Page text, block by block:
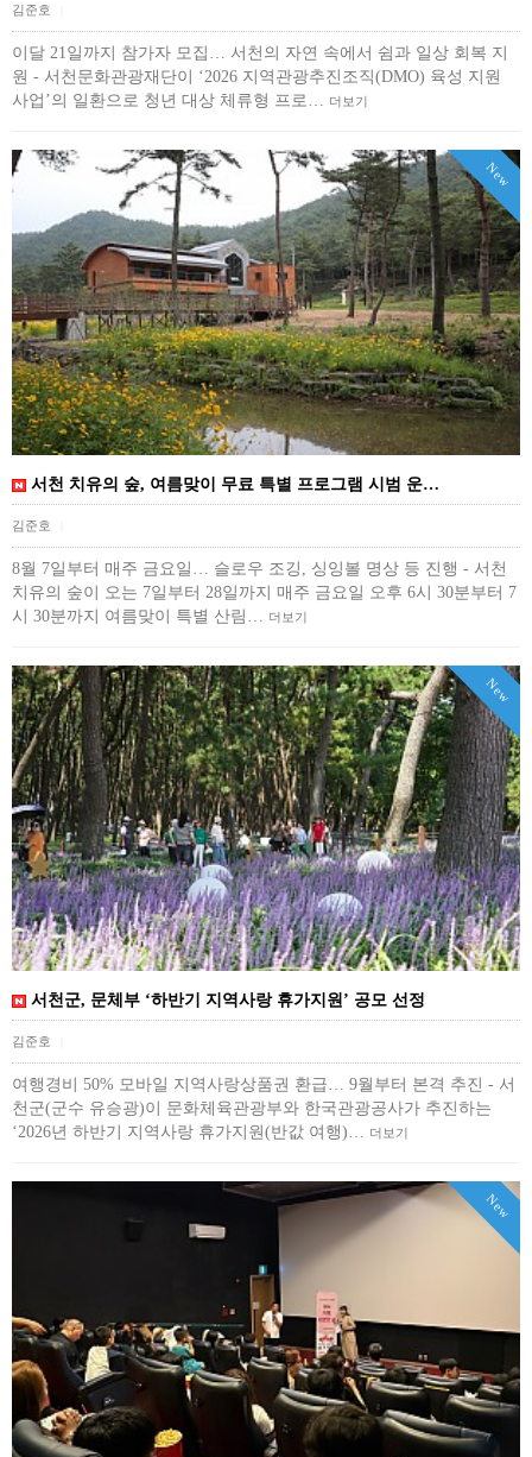
김준호
이달 21일까지 참가자 모집… 서천의 자연 속에서 쉼과 일상 회복 지
원 - 서천문화관광재단이 ‘2026 지역관광추진조직(DMO) 육성 지원
사업’의 일환으로 청년 대상 체류형 프로… 더보기
New
서천 치유의 숲, 여름맞이 무료 특별 프로그램 시범 운…
김준호
8월 7일부터 매주 금요일… 슬로우 조깅, 싱잉볼 명상 등 진행 - 서천
치유의 숲이 오는 7일부터 28일까지 매주 금요일 오후 6시 30분부터 7
시 30분까지 여름맞이 특별 산림… 더보기
New
서천군, 문체부 ‘하반기 지역사랑 휴가지원’ 공모 선정
김준호
여행경비 50% 모바일 지역사랑상품권 환급… 9월부터 본격 추진 - 서
천군(군수 유승광)이 문화체육관광부와 한국관광공사가 추진하는
‘2026년 하반기 지역사랑 휴가지원(반값 여행)… 더보기
New